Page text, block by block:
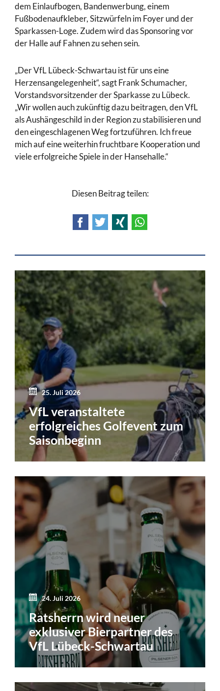
dem Einlaufbogen, Bandenwerbung, einem
Fußbodenaufkleber, Sitzwürfeln im Foyer und der
Sparkassen-Loge. Zudem wird das Sponsoring vor
der Halle auf Fahnen zu sehen sein.
„Der VfL Lübeck-Schwartau ist für uns eine
Herzensangelegenheit“, sagt Frank Schumacher,
Vorstandsvorsitzender der Sparkasse zu Lübeck.
„Wir wollen auch zukünftig dazu beitragen, den VfL
als Aushängeschild in der Region zu stabilisieren und
den eingeschlagenen Weg fortzuführen. Ich freue
mich auf eine weiterhin fruchtbare Kooperation und
viele erfolgreiche Spiele in der Hansehalle.“
Diesen Beitrag teilen:
FacebookTwitterXing
25. Juli 2026
VfL veranstaltete
erfolgreiches Golfevent zum
Saisonbeginn
24. Juli 2026
Ratsherrn wird neuer
exklusiver Bierpartner des
VfL Lübeck-Schwartau